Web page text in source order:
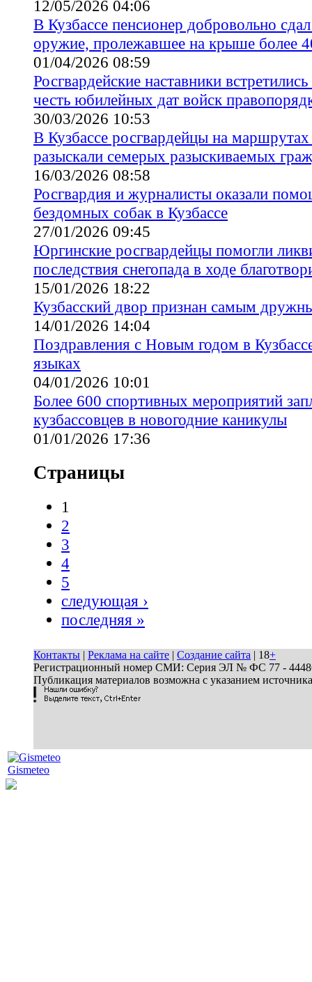
12/05/2026 04:06
В Кузбассе пенсионер добровольно
оружие, пролежавшее на крыше более
01/04/2026 08:59
Росгвардейские наставники
честь юбилейных дат войск
30/03/2026 10:53
В Кузбассе росгвардейцы на
разыскали семерых разыскиваемых
16/03/2026 08:58
Росгвардия и журналисты оказали
бездомных собак в Кузбассе
27/01/2026 09:45
Юргинские росгвардейцы помогли
последствия снегопада в ходе
15/01/2026 18:22
Кузбасский двор признан самым
14/01/2026 14:04
Поздравления с Новым годом в
языках
04/01/2026 10:01
Более 600 спортивных мероприятий
кузбассовцев в новогодние каникулы
01/01/2026 17:36
Страницы
1
2
3
4
5
следующая ›
последняя »
Контакты | Реклама на сайте | Создание сайта | 18+
Регистрационный номер СМИ: Серия ЭЛ № ФС 77 - 44486
Публикация материалов возможна с указанием
Gismeteo